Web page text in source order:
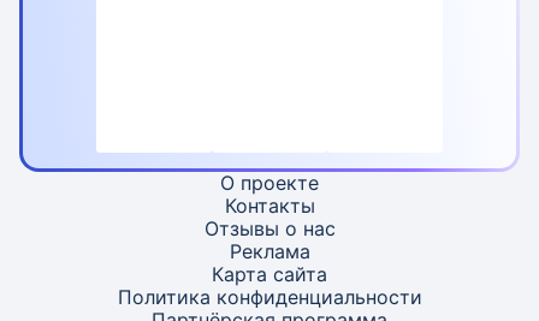
О проекте
Контакты
Отзывы о нас
Реклама
Карта сайта
Политика конфиденциальности